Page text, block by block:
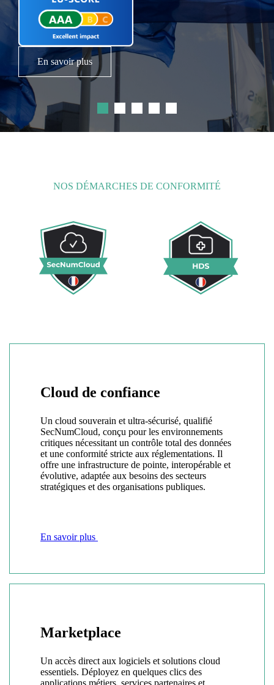
En savoir plus
Une offre cloud, IA et services managés
pour accompagner la transformation des
acteurs publics.
Lire le communiqué de presse
NOS DÉMARCHES DE CONFORMITÉ
Cloud de confiance
Un cloud souverain et ultra-sécurisé, qualifié
SecNumCloud, conçu pour les environnements
critiques nécessitant un contrôle total des données
et une conformité stricte aux réglementations. Il
offre une infrastructure de pointe, interopérable et
évolutive, adaptée aux besoins des secteurs
stratégiques et des organisations publiques.
En savoir plus
Marketplace
Un accès direct aux logiciels et solutions cloud
essentiels. Déployez en quelques clics des
applications métiers, services partenaires et